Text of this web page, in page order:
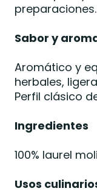
preparaciones.
Sabor y
Aromático y
herbales,
Perfil clásico
Ingredientes
100% laurel
Usos